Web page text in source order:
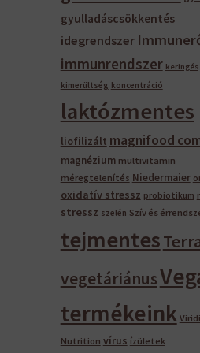
gyulladáscsökkentés
idegrendszer
immunrendszer keringés
kimerültség koncentráció
laktózmentes
liofilizált magnifood
magnézium multivitamin
méregtelenítés Niedermaier
oxidatív stressz probiotikum
stressz szelén Szív és
tejmentes
vegetáriánus
termékeink
Nutrition vírus ízületek